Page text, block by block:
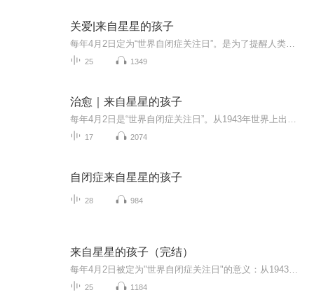
关爱|来自星星的孩子
25 1349
治愈｜来自星星的孩子
17 2074
自闭症来自星星的孩子
28 984
来自星星的孩子（完结）
25 1184